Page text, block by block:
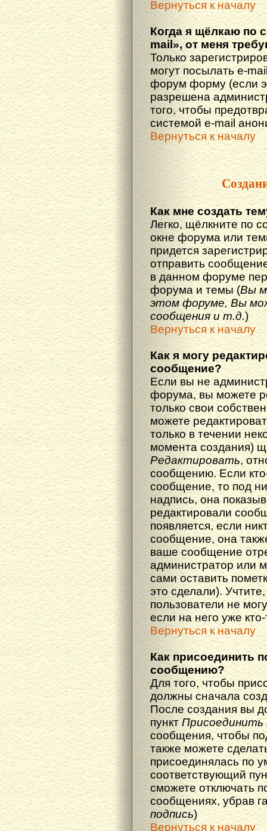
Вернуться к началу
Когда я щёлкаю по
mail», от меня
Только
могут посылать e-
форум форму (если
разрешена
того, чтобы
системой e-mail
Вернуться к началу
Как мне создать
Легко, щёлкните по
окне форума или
придется
отправить
в данном форуме
форума и темы (Вы
этом форуме, Вы
сообщения и т.д.)
Вернуться к началу
Как я могу
сообщение?
Если вы не
форума, вы можете
только свои
можете
только в течении
момента создания)
Редактировать,
сообщению. Если
сообщение, то под
надпись, она
редактировали
появляется, если
сообщение, она
ваше сообщение
администратор или
сами оставить
это сделали).
пользователи не
если на него уже
Вернуться к началу
Как присоединить
сообщению?
Для того, чтобы
должны сначала
После создания вы
пункт Присоединить
сообщения, чтобы
также можете
присоединялась по
соответствующий
сможете отключать
сообщениях, убрав
подпись)
Вернуться к началу